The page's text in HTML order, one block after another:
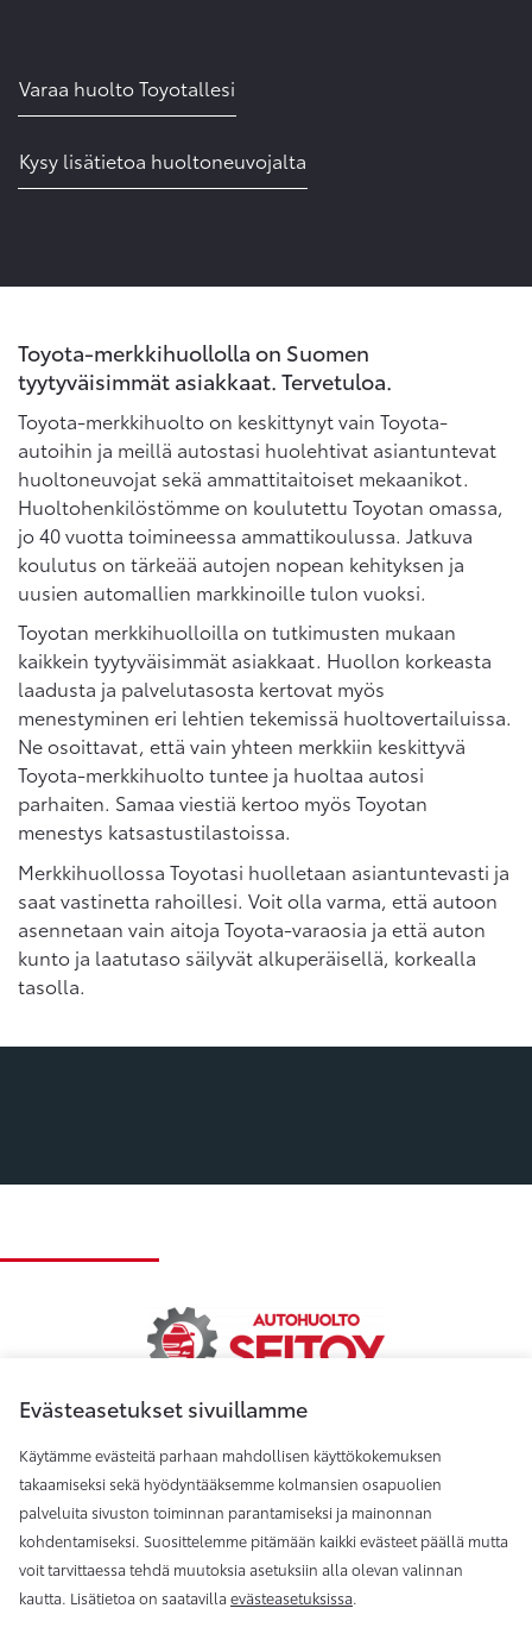
Varaa huolto Toyotallesi
Kysy lisätietoa huoltoneuvojalta
Toyota-merkkihuollolla on Suomen
tyytyväisimmät asiakkaat. Tervetuloa.
Toyota-merkkihuolto on keskittynyt vain Toyota-
autoihin ja meillä autostasi huolehtivat asiantuntevat
huoltoneuvojat sekä ammattitaitoiset mekaanikot.
Huoltohenkilöstömme on koulutettu Toyotan omassa,
jo 40 vuotta toimineessa ammattikoulussa. Jatkuva
koulutus on tärkeää autojen nopean kehityksen ja
uusien automallien markkinoille tulon vuoksi.
Toyotan merkkihuolloilla on tutkimusten mukaan
kaikkein tyytyväisimmät asiakkaat. Huollon korkeasta
laadusta ja palvelutasosta kertovat myös
menestyminen eri lehtien tekemissä huoltovertailuissa.
Ne osoittavat, että vain yhteen merkkiin keskittyvä
Toyota-merkkihuolto tuntee ja huoltaa autosi
parhaiten. Samaa viestiä kertoo myös Toyotan
menestys katsastustilastoissa.
Merkkihuollossa Toyotasi huolletaan asiantuntevasti ja
saat vastinetta rahoillesi. Voit olla varma, että autoon
asennetaan vain aitoja Toyota-varaosia ja että auton
kunto ja laatutaso säilyvät alkuperäisellä, korkealla
tasolla.
Autohuolto Seitoy Oy
Autohuolto Seitoy, Jalasjärvi
Evästeasetukset sivuillamme
Käytämme evästeitä parhaan mahdollisen käyttökokemuksen
takaamiseksi sekä hyödyntääksemme kolmansien osapuolien
palveluita sivuston toiminnan parantamiseksi ja mainonnan
kohdentamiseksi. Suosittelemme pitämään kaikki evästeet päällä mutta
voit tarvittaessa tehdä muutoksia asetuksiin alla olevan valinnan
kautta. Lisätietoa on saatavilla evästeasetuksissa.